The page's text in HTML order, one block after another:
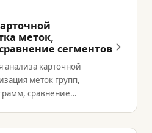
меток,
сегментов
анализа карточной
меток групп,
сравнение